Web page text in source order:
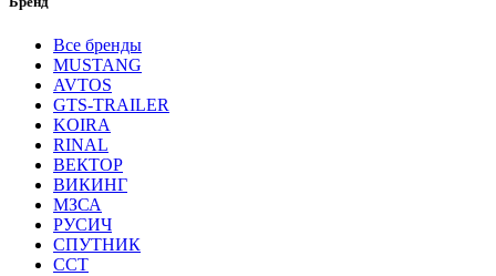
Все бренды
MUSTANG
AVTOS
GTS-TRAILER
KOIRA
RINAL
ВЕКТОР
ВИКИНГ
МЗСА
РУСИЧ
СПУТНИК
ССТ